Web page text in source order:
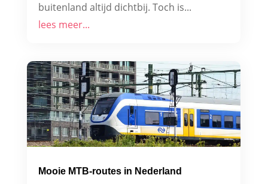
buitenland altijd dichtbij. Toch is...
lees meer...
Mooie MTB-routes in Nederland